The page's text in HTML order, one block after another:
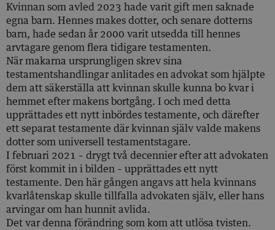
Kvinnan som avled 2023 hade varit gift men saknade
egna barn. Hennes makes dotter, och senare dotterns
barn, hade sedan år 2000 varit utsedda till hennes
arvtagare genom flera tidigare testamenten.
När makarna ursprungligen skrev sina
testamentshandlingar anlitades en advokat som hjälpte
dem att säkerställa att kvinnan skulle kunna bo kvar i
hemmet efter makens bortgång. I och med detta
upprättades ett nytt inbördes testamente, och därefter
ett separat testamente där kvinnan själv valde makens
dotter som universell testamentstagare.
I februari 2021 – drygt två decennier efter att advokaten
först kommit in i bilden – upprättades ett nytt
testamente. Den här gången angavs att hela kvinnans
kvarlåtenskap skulle tillfalla advokaten själv, eller hans
arvingar om han hunnit avlida.
Det var denna förändring som kom att utlösa tvisten.